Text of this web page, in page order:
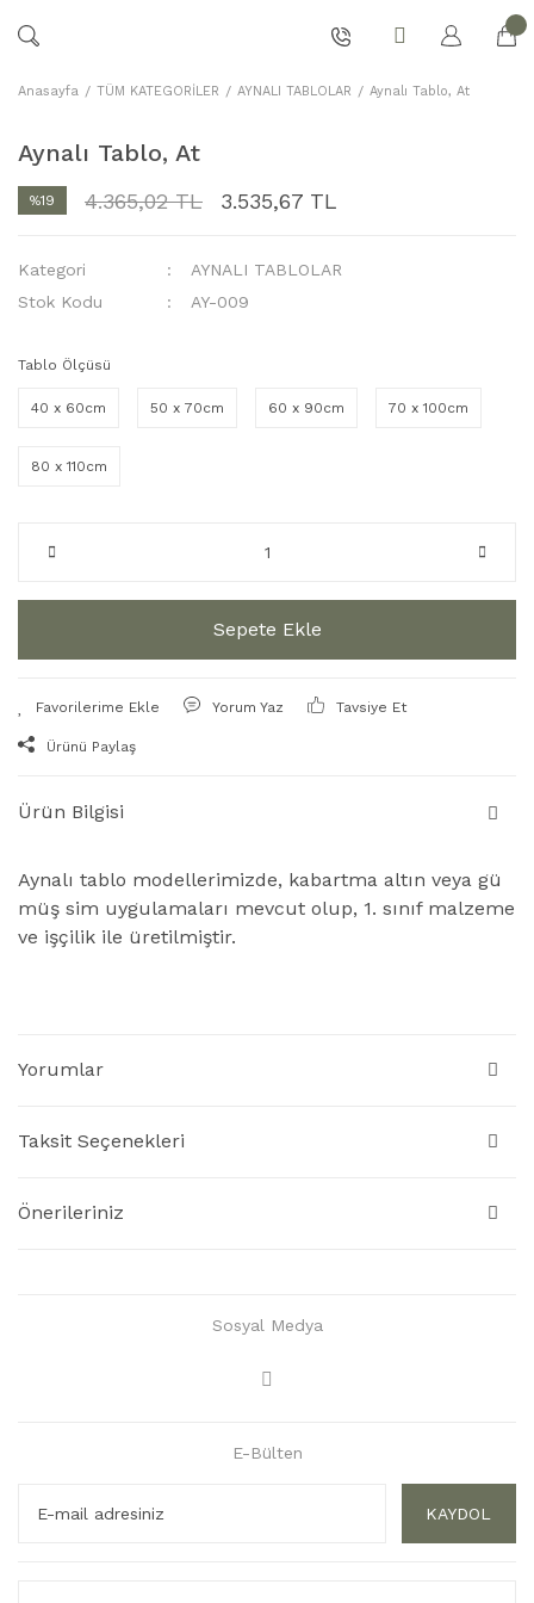
Anasayfa TÜM KATEGORİLER AYNALI TABLOLAR Aynalı Tablo, At
Aynalı Tablo, At
%19 4.365,02 TL 3.535,67 TL
Kategori
AYNALI TABLOLAR
Stok Kodu
AY-009
Tablo Ölçüsü
40 x 60cm 50 x 70cm 60 x 90cm 70 x 100cm
80 x 110cm
Sepete Ekle
Yorum Yaz Tavsiye Et
Ürünü Paylaş
Ürün Bilgisi
Aynalı tablo modellerimizde, kabartma altın veya gü
müş sim uygulamaları mevcut olup, 1. sınıf malzeme
ve işçilik ile üretilmiştir.
Yorumlar
Taksit Seçenekleri
Önerileriniz
Sosyal Medya
E-Bülten
KAYDOL